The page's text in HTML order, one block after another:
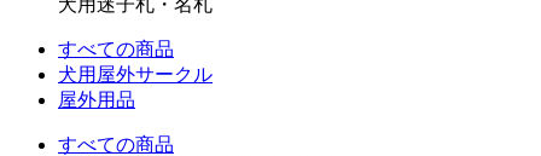
すべての商品
犬用屋外サークル
屋外用品
すべての商品